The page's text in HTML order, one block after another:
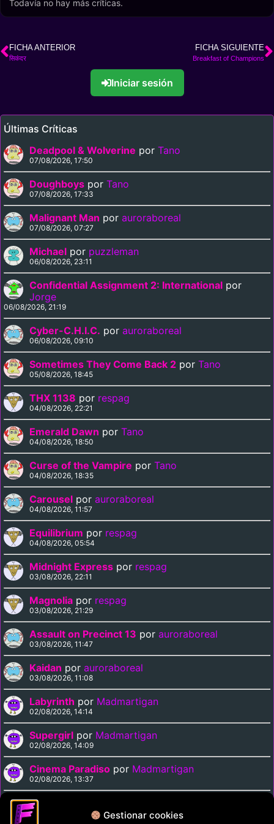
Gestionar cookies
Todavía no hay más críticas.
FICHA ANTERIOR
सिकंदर
FICHA SIGUIENTE
Breakfast of Champions
Iniciar sesión
Últimas Críticas
Deadpool & Wolverine por Tano
07/08/2026, 17:50
Doughboys por Tano
07/08/2026, 17:33
Malignant Man por auroraboreal
07/08/2026, 07:27
Michael por puzzleman
06/08/2026, 23:11
Confidential Assignment 2: International por
Jorge
06/08/2026, 21:19
Cyber-C.H.I.C. por auroraboreal
06/08/2026, 09:10
Sometimes They Come Back 2 por Tano
05/08/2026, 18:45
THX 1138 por respag
04/08/2026, 22:21
Emerald Dawn por Tano
04/08/2026, 18:50
Curse of the Vampire por Tano
04/08/2026, 18:35
Carousel por auroraboreal
04/08/2026, 11:57
Equilibrium por respag
04/08/2026, 05:54
Midnight Express por respag
03/08/2026, 22:11
Magnolia por respag
03/08/2026, 21:29
Assault on Precinct 13 por auroraboreal
03/08/2026, 11:47
Kaidan por auroraboreal
03/08/2026, 11:08
Labyrinth por Madmartigan
02/08/2026, 14:14
Supergirl por Madmartigan
02/08/2026, 14:09
Cinema Paradiso por Madmartigan
02/08/2026, 13:37
Solarbabies
02/08/2026, 07:40